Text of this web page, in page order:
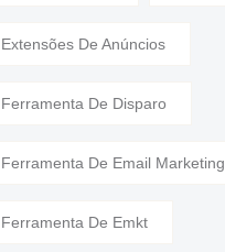
Extensões De Anúncios
Ferramenta De Disparo
Ferramenta De Email Marketing
Ferramenta De Emkt